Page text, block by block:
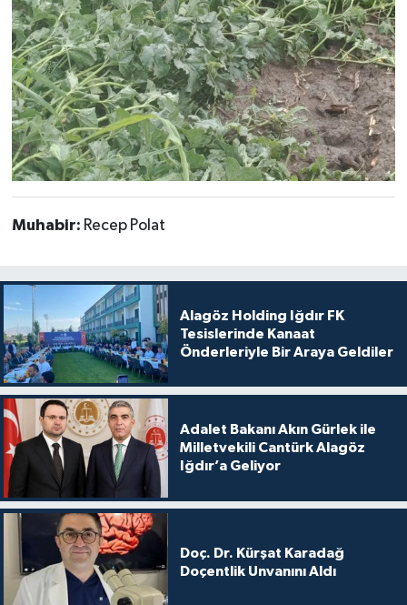
Muhabir: Recep Polat
Alagöz Holding Iğdır FK
Tesislerinde Kanaat
Önderleriyle Bir Araya Geldiler
Adalet Bakanı Akın Gürlek ile
Milletvekili Cantürk Alagöz
Iğdır’a Geliyor
Doç. Dr. Kürşat Karadağ
Doçentlik Unvanını Aldı